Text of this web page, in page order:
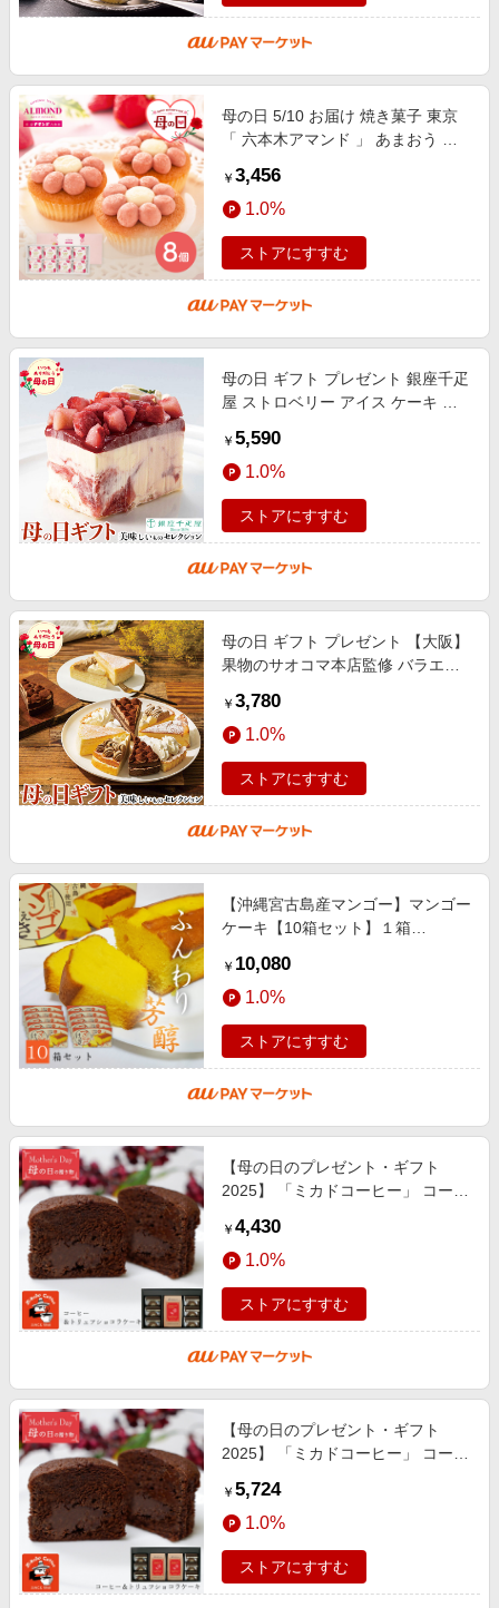
母の日 5/10 お届け 焼き菓子 東京
「 六本木アマンド 」 あまおう 苺
ケーキ プチケーキ フラワーケ
￥ 3,456
1.0%
ストアにすすむ
母の日 ギフト プレゼント 銀座千疋
屋 ストロベリー アイス ケーキ ｜
け期間【5月8日〜5月10日】 グル
メ
￥ 5,590
1.0%
ストアにすすむ
母の日 ギフト プレゼント 【大阪】
果物のサオコマ本店監修 バラエテ
ココアチョコ、モンブラン、レア
￥ 3,780
1.0%
ストアにすすむ
【沖縄宮古島産マンゴー】マンゴー
ケーキ【10箱セット】１箱
き菓子｜母の日 プレゼント ギフト
￥ 10,080
1.0%
ストアにすすむ
【母の日のプレゼント・ギフト
2025】 「ミカドコーヒー」 コーヒ
［送料無料］
￥ 4,430
1.0%
ストアにすすむ
【母の日のプレゼント・ギフト
2025】 「ミカドコーヒー」 コーヒ
［送料無料］
￥ 5,724
1.0%
ストアにすすむ